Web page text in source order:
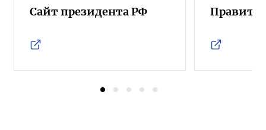
Сайт президента РФ